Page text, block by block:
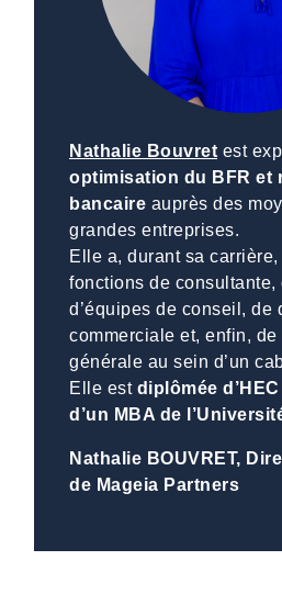
Nathalie Bouvret est
optimisation du BFR et
bancaire auprès des
grandes entreprises.
Elle a, durant sa
fonctions de consultante,
d’équipes de conseil, de
commerciale et, enfin,
générale au sein d’un
Elle est diplômée
d’un MBA de
Nathalie BOUVRET,
de Mageia Partners